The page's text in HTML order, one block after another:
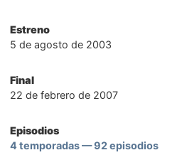
Estreno
5 de agosto de 2003
Final
22 de febrero de 2007
Episodios
4 temporadas — 92 episodios